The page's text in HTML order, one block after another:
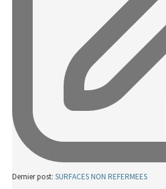
Dernier post: SURFACES NON REFERMEES